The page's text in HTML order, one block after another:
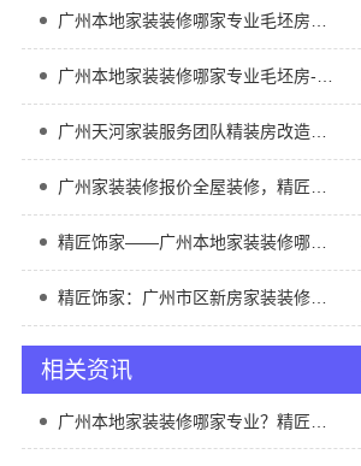
广州本地家装装修哪家专业毛坯房？精匠饰家
广州本地家装装修哪家专业毛坯房-精匠饰家（广州）家居建材有限公司
广州天河家装服务团队精装房改造精匠饰家
广州家装装修报价全屋装修，精匠饰家价格公开透明
精匠饰家——广州本地家装装修哪家专业毛坯房
精匠饰家：广州市区新房家装装修费用
相关资讯